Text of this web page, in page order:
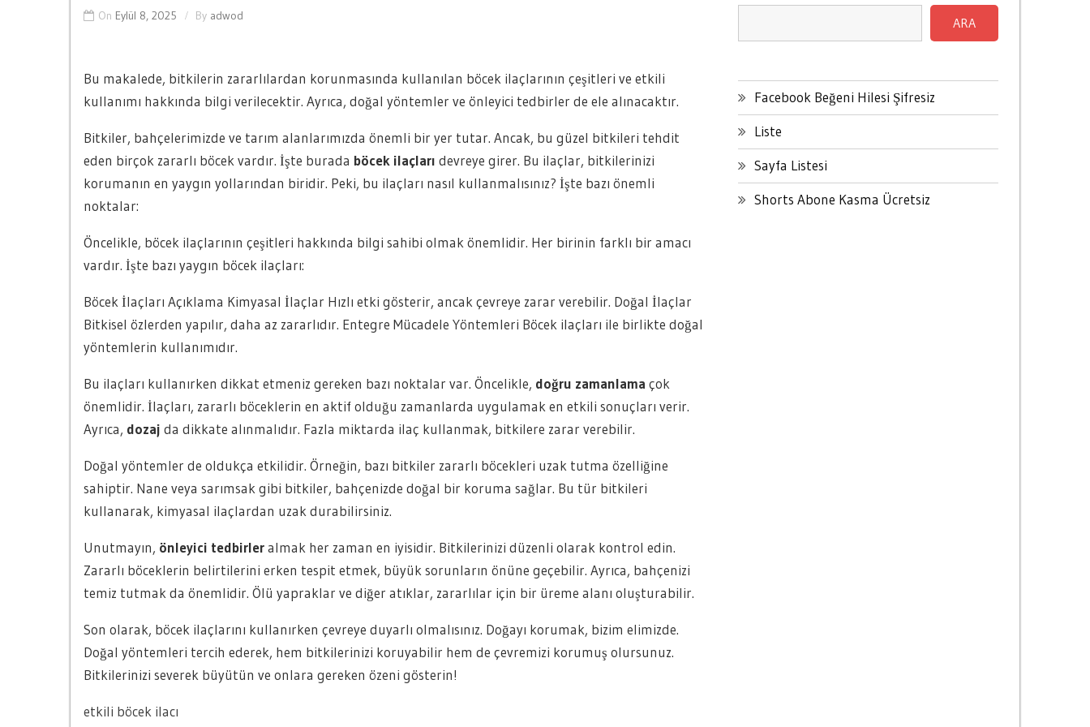
On Eylül 8, 2025 By adwod
Bu makalede, bitkilerin zararlılardan korunmasında kullanılan böcek ilaçlarının çeşitleri ve etkili
kullanımı hakkında bilgi verilecektir. Ayrıca, doğal yöntemler ve önleyici tedbirler de ele alınacaktır.
Bitkiler, bahçelerimizde ve tarım alanlarımızda önemli bir yer tutar. Ancak, bu güzel bitkileri tehdit
eden birçok zararlı böcek vardır. İşte burada böcek ilaçları devreye girer. Bu ilaçlar, bitkilerinizi
korumanın en yaygın yollarından biridir. Peki, bu ilaçları nasıl kullanmalısınız? İşte bazı önemli
noktalar:
Öncelikle, böcek ilaçlarının çeşitleri hakkında bilgi sahibi olmak önemlidir. Her birinin farklı bir amacı
vardır. İşte bazı yaygın böcek ilaçları:
Böcek İlaçları Açıklama Kimyasal İlaçlar Hızlı etki gösterir, ancak çevreye zarar verebilir. Doğal İlaçlar
Bitkisel özlerden yapılır, daha az zararlıdır. Entegre Mücadele Yöntemleri Böcek ilaçları ile birlikte doğal
yöntemlerin kullanımıdır.
Bu ilaçları kullanırken dikkat etmeniz gereken bazı noktalar var. Öncelikle, doğru zamanlama çok
önemlidir. İlaçları, zararlı böceklerin en aktif olduğu zamanlarda uygulamak en etkili sonuçları verir.
Ayrıca, dozaj da dikkate alınmalıdır. Fazla miktarda ilaç kullanmak, bitkilere zarar verebilir.
Doğal yöntemler de oldukça etkilidir. Örneğin, bazı bitkiler zararlı böcekleri uzak tutma özelliğine
sahiptir. Nane veya sarımsak gibi bitkiler, bahçenizde doğal bir koruma sağlar. Bu tür bitkileri
kullanarak, kimyasal ilaçlardan uzak durabilirsiniz.
Unutmayın, önleyici tedbirleralmak her zaman en iyisidir. Bitkilerinizi düzenli olarak kontrol edin.
Zararlı böceklerin belirtilerini erken tespit etmek, büyük sorunların önüne geçebilir. Ayrıca, bahçenizi
temiz tutmak da önemlidir. Ölü yapraklar ve diğer atıklar, zararlılar için bir üreme alanı oluşturabilir.
Son olarak, böcek ilaçlarını kullanırken çevreye duyarlı olmalısınız. Doğayı korumak, bizim elimizde.
Doğal yöntemleri tercih ederek, hem bitkilerinizi koruyabilir hem de çevremizi korumuş olursunuz.
Bitkilerinizi severek büyütün ve onlara gereken özeni gösterin!
etkili böcek ilacı
ARA
Facebook Beğeni Hilesi Şifresiz
Liste
Sayfa Listesi
Shorts Abone Kasma Ücretsiz